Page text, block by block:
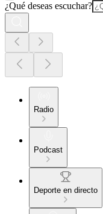
¿Qué deseas escuchar?
Radio
Podcast
Deporte en directo